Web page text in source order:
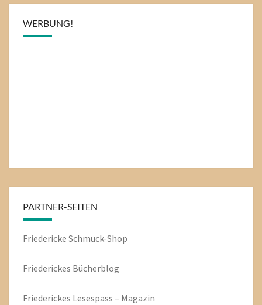
WERBUNG!
PARTNER-SEITEN
Friedericke Schmuck-Shop
Friederickes Bücherblog
Friederickes Lesespass – Magazin